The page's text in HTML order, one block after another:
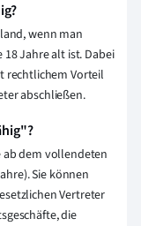
wenn man
Jahre alt ist. Dabei
rechtlichem Vorteil
abschließen.
ab dem vollendeten
Sie können
Vertreter
die